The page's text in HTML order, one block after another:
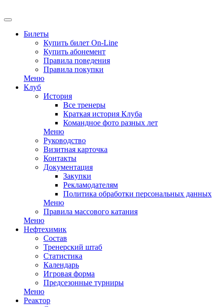
Билеты
Купить билет On-Line
Купить абонемент
Правила поведения
Правила покупки
Меню
Клуб
История
Все тренеры
Краткая история Клуба
Командное фото разных лет
Меню
Руководство
Визитная карточка
Контакты
Документация
Закупки
Рекламодателям
Политика обработки персональных данных
Меню
Правила массового катания
Меню
Нефтехимик
Состав
Тренерский штаб
Статистика
Календарь
Игровая форма
Предсезонные турниры
Меню
Реактор